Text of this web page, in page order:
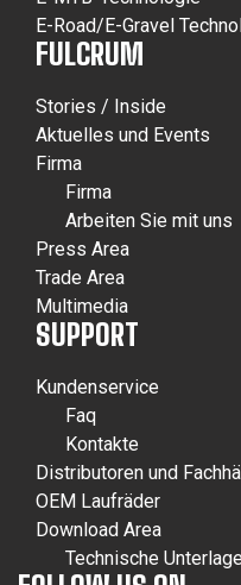
E-Road/E-Gravel
FULCRUM
Stories / Inside
Aktuelles und Events
Firma
Firma
Arbeiten Sie mit uns
Press Area
Trade Area
Multimedia
SUPPORT
Kundenservice
Faq
Kontakte
Distributoren und
OEM Laufräder
Download Area
Technische